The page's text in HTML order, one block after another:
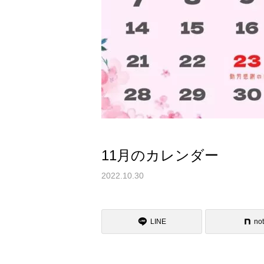
11月のカレンダー
2022.10.30
LINE